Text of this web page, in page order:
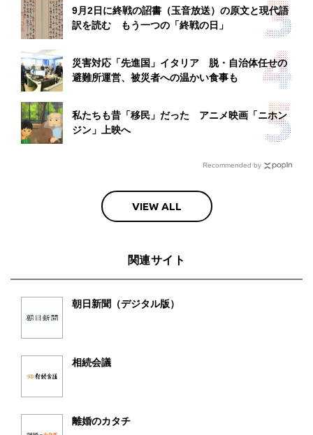
9月2日に終戦の詔書（玉音放送）の原文と現代語
訳を読む もう一つの「終戦の日」
災害対応「先進国」イタリア 脱・自治体任せの
避難所運営、被災者への温かい食事も
私たちも昔「移民」だった アニメ映画「ニホン
ジン」上映へ
Recommended by
VIEW ALL
関連サイト
朝日新聞（デジタル版）
相続会議
離婚のカタチ